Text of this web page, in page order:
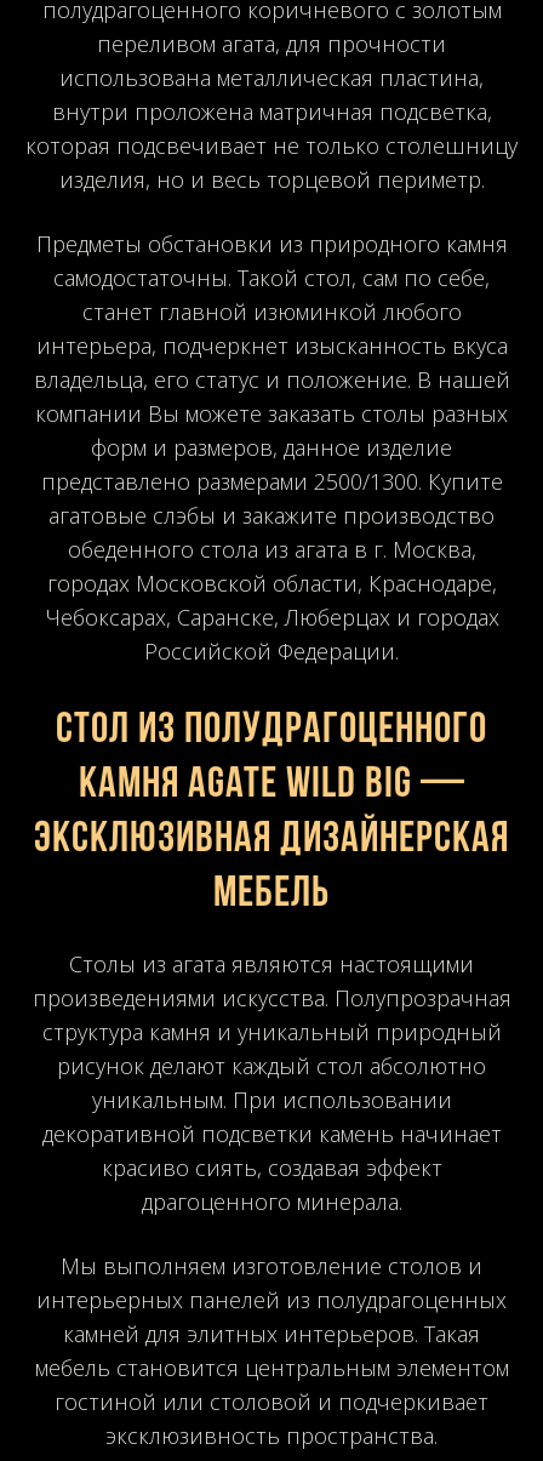
полудрагоценного коричневого с золотым
переливом агата, для прочности
использована металлическая пластина,
внутри проложена матричная подсветка,
которая подсвечивает не только столешницу
изделия, но и весь торцевой периметр.
Предметы обстановки из природного камня
самодостаточны. Такой стол, сам по себе,
станет главной изюминкой любого
интерьера, подчеркнет изысканность вкуса
владельца, его статус и положение. В нашей
компании Вы можете заказать столы разных
форм и размеров, данное изделие
представлено размерами 2500/1300. Купите
агатовые слэбы и закажите производство
обеденного стола из агата в г. Москва,
городах Московской области, Краснодаре,
Чебоксарах, Саранске, Люберцах и городах
Российской Федерации.
Стол из полудрагоценного
камня Agate Wild Big —
эксклюзивная дизайнерская
мебель
Столы из агата являются настоящими
произведениями искусства. Полупрозрачная
структура камня и уникальный природный
рисунок делают каждый стол абсолютно
уникальным. При использовании
декоративной подсветки камень начинает
красиво сиять, создавая эффект
драгоценного минерала.
Мы выполняем изготовление столов и
интерьерных панелей из полудрагоценных
камней для элитных интерьеров. Такая
мебель становится центральным элементом
гостиной или столовой и подчеркивает
эксклюзивность пространства.